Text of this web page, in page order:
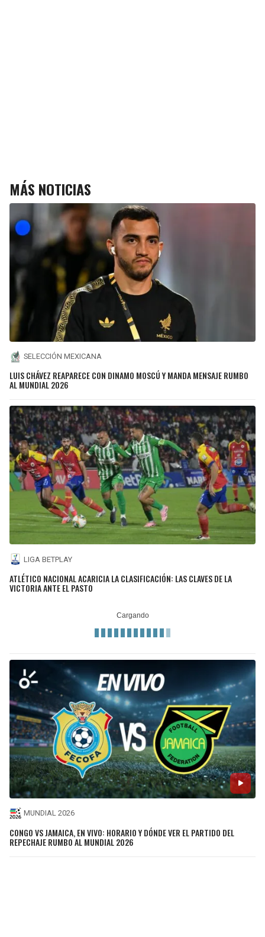
MÁS NOTICIAS
SELECCIÓN MEXICANA
LUIS CHÁVEZ REAPARECE CON DINAMO MOSCÚ Y MANDA MENSAJE RUMBO
AL MUNDIAL 2026
LIGA BETPLAY
ATLÉTICO NACIONAL ACARICIA LA CLASIFICACIÓN: LAS CLAVES DE LA
VICTORIA ANTE EL PASTO
MUNDIAL 2026
CONGO VS JAMAICA, EN VIVO: HORARIO Y DÓNDE VER EL PARTIDO DEL
REPECHAJE RUMBO AL MUNDIAL 2026